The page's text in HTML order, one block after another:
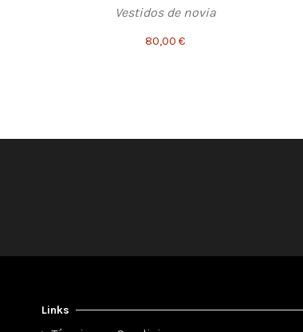
Vestidos de novia
80,00 €
Links